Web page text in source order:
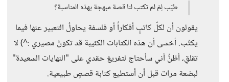
طيّب لِمَ لم تكتب لنا قصة مبهجة بهذه المناسبة؟
يقولون أن لكلّ كاتبٍ أفكاراً أو فلسفة يحاولُ التعبير عنها فيما
يكتُب. أخشى أن هذه الكتابات الكئيبة قد تكونُ مصيري :^) لا
تقلقِ، أظنُّ أني سأحتاج لتفريغ حقدي على "النهايات السعيدة"
لبضعة مرات قبل أن أستطيع كتابة قصصٍ طبيعية.